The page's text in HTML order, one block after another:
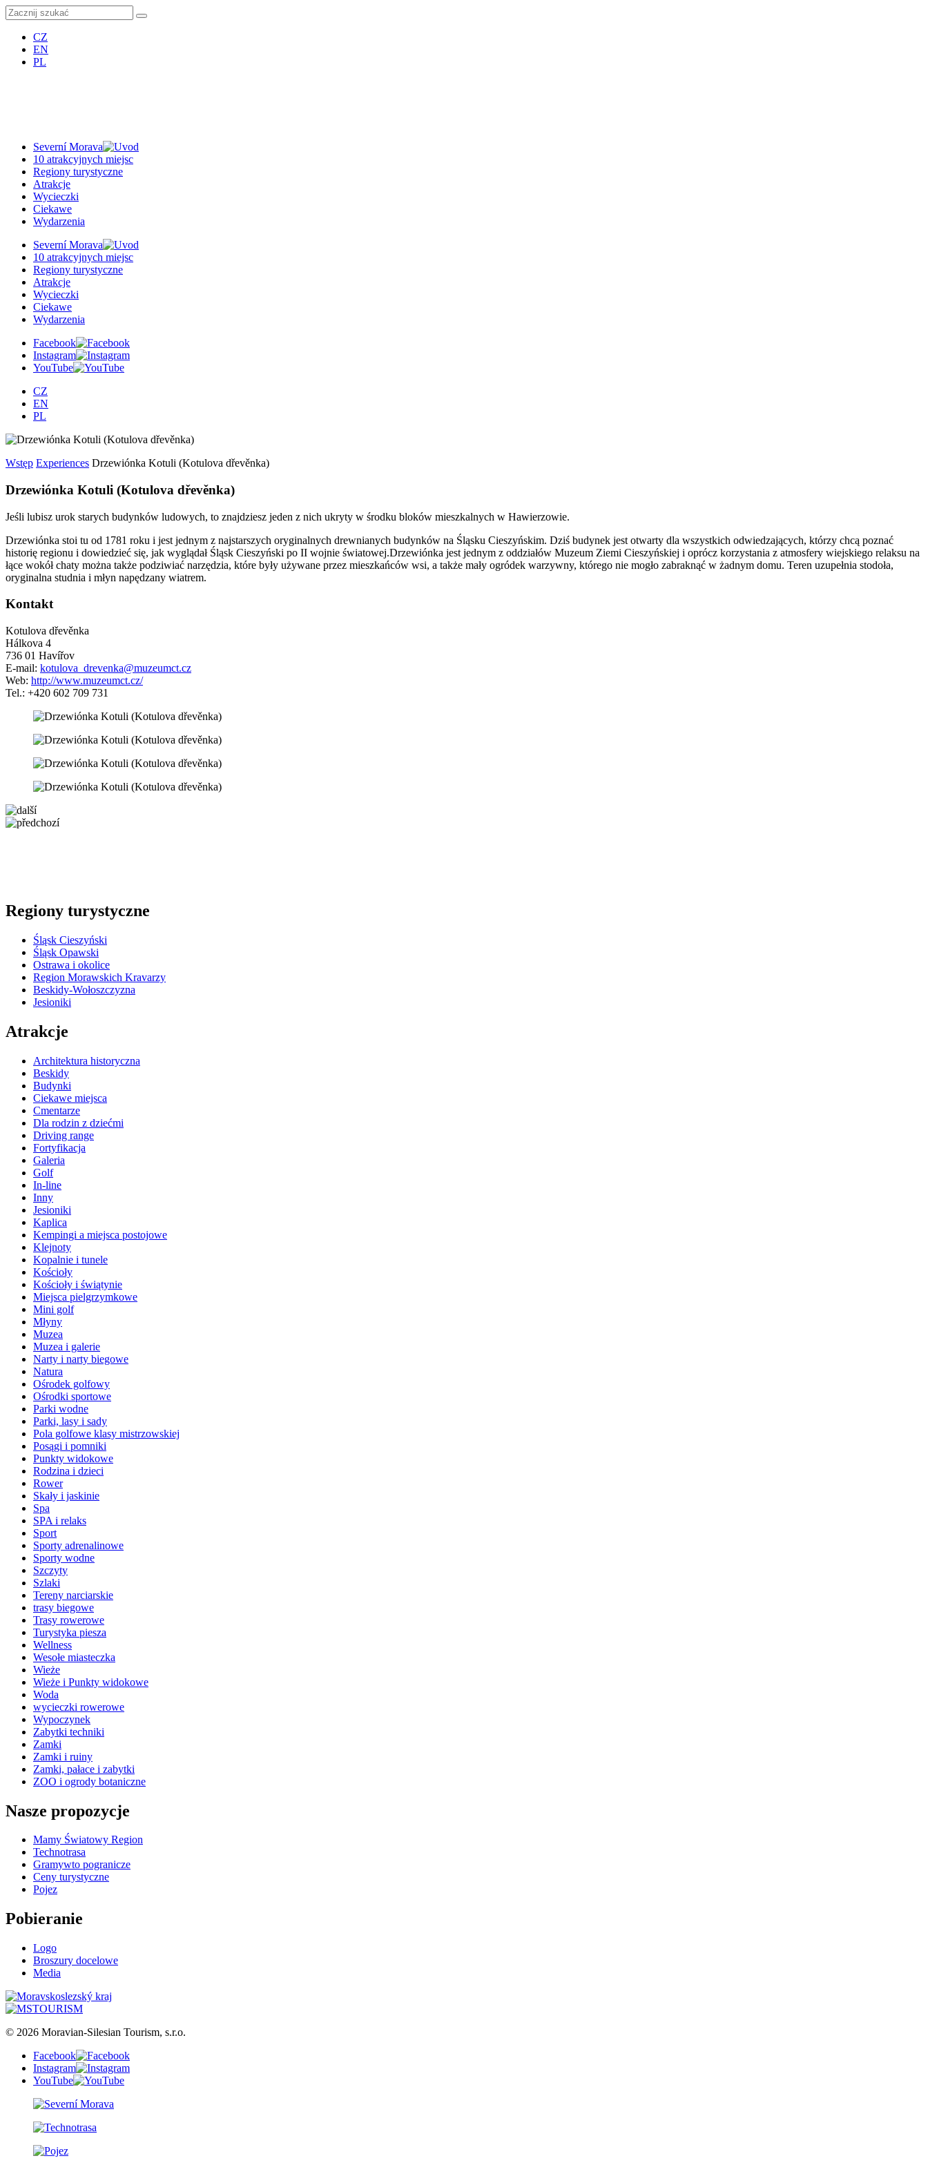
CZ
EN
PL
Severní Morava
10 atrakcyjnych miejsc
Regiony turystyczne
Atrakcje
Wycieczki
Ciekawe
Wydarzenia
Severní Morava
10 atrakcyjnych miejsc
Regiony turystyczne
Atrakcje
Wycieczki
Ciekawe
Wydarzenia
Facebook
Instagram
YouTube
CZ
EN
PL
Wstęp Experiences Drzewiónka Kotuli (Kotulova dřevěnka)
Drzewiónka Kotuli (Kotulova dřevěnka)
Jeśli lubisz urok starych budynków ludowych, to znajdziesz jeden z nich ukryty w środku bloków mieszkalnych w Hawierzowie.
Drzewiónka stoi tu od 1781 roku i jest jednym z najstarszych oryginalnych drewnianych budynków na Śląsku Cieszyńskim. Dziś budynek jest otwarty dla wszystkich odwiedzających, którzy chcą poznać
historię regionu i dowiedzieć się, jak wyglądał Śląsk Cieszyński po II wojnie światowej.Drzewiónka jest jednym z oddziałów Muzeum Ziemi Cieszyńskiej i oprócz korzystania z atmosfery wiejskiego relaksu na
łące wokół chaty można także podziwiać narzędzia, które były używane przez mieszkańców wsi, a także mały ogródek warzywny, którego nie mogło zabraknąć w żadnym domu. Teren uzupełnia stodoła,
oryginalna studnia i młyn napędzany wiatrem.
Kontakt
Kotulova dřevěnka
Hálkova 4
736 01 Havířov
E-mail: kotulova_drevenka@muzeumct.cz
Web: http://www.muzeumct.cz/
Tel.: +420 602 709 731
5 km
Regiony turystyczne
Śląsk Cieszyński
Śląsk Opawski
Ostrawa i okolice
Region Morawskich Kravarzy
Beskidy-Wołoszczyzna
Jesioniki
Atrakcje
Architektura historyczna
Beskidy
Budynki
Ciekawe miejsca
Cmentarze
Dla rodzin z dziećmi
Driving range
Fortyfikacja
Galeria
Golf
In-line
Inny
Jesioniki
Kaplica
Kempingi a miejsca postojowe
Klejnoty
Kopalnie i tunele
Kościoły
Kościoły i świątynie
Miejsca pielgrzymkowe
Mini golf
Młyny
Muzea
Muzea i galerie
Narty i narty biegowe
Natura
Ośrodek golfowy
Ośrodki sportowe
Parki wodne
Parki, lasy i sady
Pola golfowe klasy mistrzowskiej
Posągi i pomniki
Punkty widokowe
Rodzina i dzieci
Rower
Skały i jaskinie
Spa
SPA i relaks
Sport
Sporty adrenalinowe
Sporty wodne
Szczyty
Szlaki
Tereny narciarskie
trasy biegowe
Trasy rowerowe
Turystyka piesza
Wellness
Wesołe miasteczka
Wieże
Wieże i Punkty widokowe
Woda
wycieczki rowerowe
Wypoczynek
Zabytki techniki
Zamki
Zamki i ruiny
Zamki, pałace i zabytki
ZOO i ogrody botaniczne
Nasze propozycje
Mamy Światowy Region
Technotrasa
Gramywto pogranicze
Ceny turystyczne
Pojez
Pobieranie
Logo
Broszury docelowe
Media
© 2026 Moravian-Silesian Tourism, s.r.o.
Facebook
Instagram
YouTube